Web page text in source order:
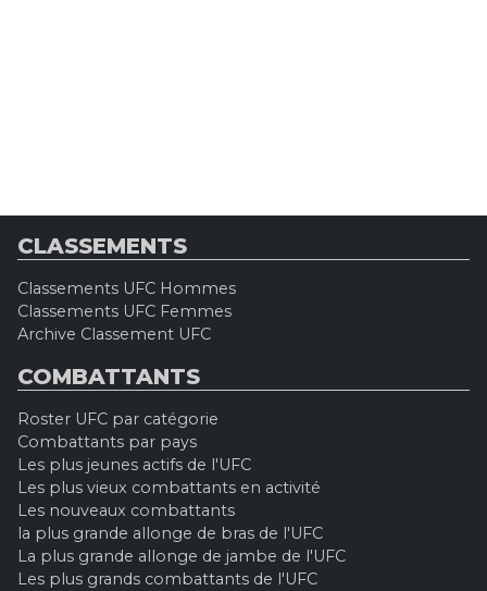
CLASSEMENTS
Classements UFC Hommes
Classements UFC Femmes
Archive Classement UFC
COMBATTANTS
Roster UFC par catégorie
Combattants par pays
Les plus jeunes actifs de l'UFC
Les plus vieux combattants en activité
Les nouveaux combattants
la plus grande allonge de bras de l'UFC
La plus grande allonge de jambe de l'UFC
Les plus grands combattants de l'UFC